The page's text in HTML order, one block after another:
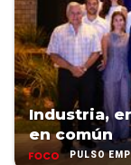
Industria,
en común
PULSO